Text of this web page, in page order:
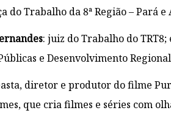
do Trabalho da 8ª Região – Pará e
: juiz do Trabalho do
e Desenvolvimento
diretor e produtor do filme
que cria filmes e séries com